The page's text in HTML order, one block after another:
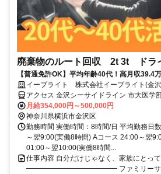
廃棄物のルート回収 2t 3t ドラ
【普通免許OK】平均年齢40代！高月収39.4
贈呈★学童補助、福祉補助など福利厚生多数
イーブライト 株式会社イーブライト(金
アクセス 金沢シーサイドライン 市大医学
ドライン 福浦出口4徒歩約11分、金沢シー
ンター徒歩約19分 福浦駅★車通勤可(無料
福浦駅、市大医学部駅、産業復興センター
月給354,000円～500,000円
神奈川県横浜市金沢区
勤務時間 実働時間：8時間/日 平均勤務日
～翌9:00(実働8時間) Aコース 24:00～翌
01:00～翌10:00(実働8時間...
仕事内容 自分だけじゃなく、家族にとって
━━━━━━━━━━━━━ ファミリーサポ